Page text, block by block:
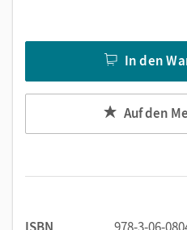
In den
Auf den